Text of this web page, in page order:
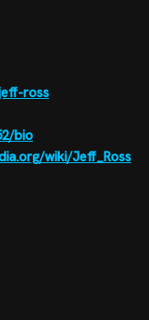
ross
bio
wiki/Jeff_Ross